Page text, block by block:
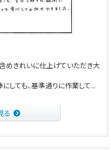
めきれいに仕上げていただき大
しても、基準通りに作業して...
る